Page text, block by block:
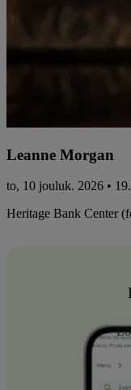
Leanne Morgan
to, 10 jouluk. 2026 •
Heritage Bank Center